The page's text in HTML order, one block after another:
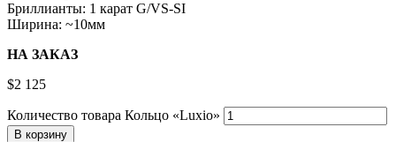
Бриллианты: 1 карат G/VS-SI
Ширина: ~10мм
НА ЗАКАЗ
$2 125
Количество товара Кольцо «Luxio»
В корзину